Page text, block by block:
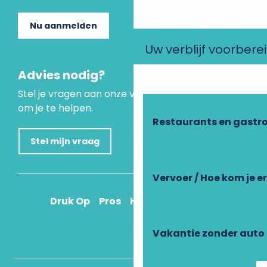
Uw verblijf
Restaurants en
Vervoer / Hoe kom je
Vakantie zonder auto
Nu aanmelden
Advies nodig?
Stel je vragen aan onze virtuele assistent, die er is
om je te helpen.
Stel mijn vraag
Druk Op Pros Hoe kom ik daar?